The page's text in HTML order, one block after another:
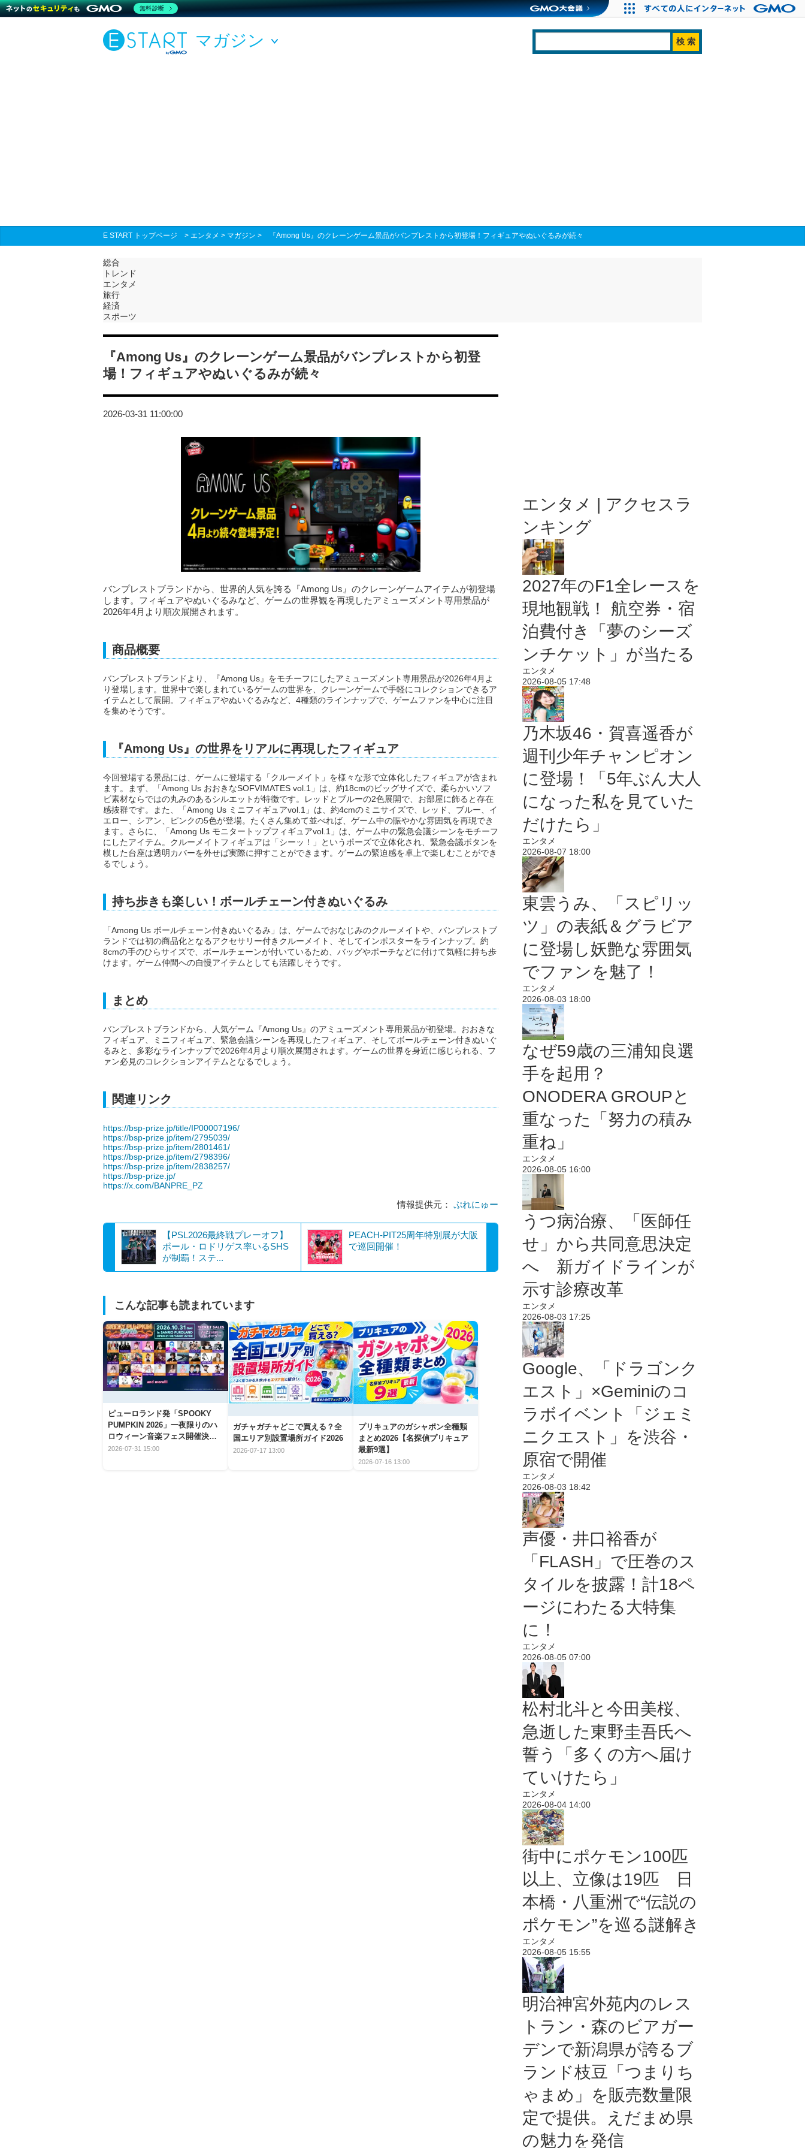
マガジン
E START トップページ > エンタメ > マガジン > 『Among Us』のクレーンゲーム景品がバンプレストから初登場！フィギュアやぬいぐるみが続々
総合
トレンド
エンタメ
旅行
経済
スポーツ
『Among Us』のクレーンゲーム景品がバンプレストから初登
場！フィギュアやぬいぐるみが続々
2026-03-31 11:00:00
バンプレストブランドから、世界的人気を誇る『Among Us』のクレーンゲームアイテムが初登場
します。フィギュアやぬいぐるみなど、ゲームの世界観を再現したアミューズメント専用景品が
2026年4月より順次展開されます。
商品概要
バンプレストブランドより、『Among Us』をモチーフにしたアミューズメント専用景品が2026年4月よ
り登場します。世界中で楽しまれているゲームの世界を、クレーンゲームで手軽にコレクションできるア
イテムとして展開。フィギュアやぬいぐるみなど、4種類のラインナップで、ゲームファンを中心に注目
を集めそうです。
『Among Us』の世界をリアルに再現したフィギュア
今回登場する景品には、ゲームに登場する「クルーメイト」を様々な形で立体化したフィギュアが含まれ
ます。まず、「Among Us おおきなSOFVIMATES vol.1」は、約18cmのビッグサイズで、柔らかいソフ
ビ素材ならではの丸みのあるシルエットが特徴です。レッドとブルーの2色展開で、お部屋に飾ると存在
感抜群です。また、「Among Us ミニフィギュアvol.1」は、約4cmのミニサイズで、レッド、ブルー、イ
エロー、シアン、ピンクの5色が登場。たくさん集めて並べれば、ゲーム中の賑やかな雰囲気を再現でき
ます。さらに、「Among Us モニタートップフィギュアvol.1」は、ゲーム中の緊急会議シーンをモチーフ
にしたアイテム。クルーメイトフィギュアは「シーッ！」というポーズで立体化され、緊急会議ボタンを
模した台座は透明カバーを外せば実際に押すことができます。ゲームの緊迫感を卓上で楽しむことができ
るでしょう。
持ち歩きも楽しい！ボールチェーン付きぬいぐるみ
「Among Us ボールチェーン付きぬいぐるみ」は、ゲームでおなじみのクルーメイトや、バンプレストブ
ランドでは初の商品化となるアクセサリー付きクルーメイト、そしてインポスターをラインナップ。約
8cmの手のひらサイズで、ボールチェーンが付いているため、バッグやポーチなどに付けて気軽に持ち歩
けます。ゲーム仲間への自慢アイテムとしても活躍しそうです。
まとめ
バンプレストブランドから、人気ゲーム『Among Us』のアミューズメント専用景品が初登場。おおきな
フィギュア、ミニフィギュア、緊急会議シーンを再現したフィギュア、そしてボールチェーン付きぬいぐ
るみと、多彩なラインナップで2026年4月より順次展開されます。ゲームの世界を身近に感じられる、フ
ァン必見のコレクションアイテムとなるでしょう。
関連リンク
https://bsp-prize.jp/title/IP00007196/
https://bsp-prize.jp/item/2795039/
https://bsp-prize.jp/item/2801461/
https://bsp-prize.jp/item/2798396/
https://bsp-prize.jp/item/2838257/
https://bsp-prize.jp/
https://x.com/BANPRE_PZ
情報提供元： ぷれにゅー
【PSL2026最終戦プレーオフ】
ポール・ロドリゲス率いるSHS
が制覇！ステ...
PEACH-PIT25周年特別展が大阪
で巡回開催！
こんな記事も読まれています
ピューロランド発「SPOOKY
PUMPKIN 2026」一夜限りのハ
ロウィーン音楽フェス開催決
定！
2026-07-31 15:00
ガチャガチャどこで買える？全
国エリア別設置場所ガイド2026
2026-07-17 13:00
プリキュアのガシャポン全種類
まとめ2026【名探偵プリキュア
最新9選】
2026-07-16 13:00
エンタメ | アクセスラ
ンキング
2027年のF1全レースを
現地観戦！ 航空券・宿
泊費付き「夢のシーズ
ンチケット」が当たる
エンタメ
2026-08-05 17:48
乃木坂46・賀喜遥香が
週刊少年チャンピオン
に登場！「5年ぶん大人
になった私を見ていた
だけたら」
エンタメ
2026-08-07 18:00
東雲うみ、「スピリッ
ツ」の表紙＆グラビア
に登場し妖艶な雰囲気
でファンを魅了！
エンタメ
2026-08-03 18:00
なぜ59歳の三浦知良選
手を起用？
ONODERA GROUPと
重なった「努力の積み
重ね」
エンタメ
2026-08-05 16:00
うつ病治療、「医師任
せ」から共同意思決定
へ 新ガイドラインが
示す診療改革
エンタメ
2026-08-03 17:25
Google、「ドラゴンク
エスト」×Geminiのコ
ラボイベント「ジェミ
ニクエスト」を渋谷・
原宿で開催
エンタメ
2026-08-03 18:42
声優・井口裕香が
「FLASH」で圧巻のス
タイルを披露！計18ペ
ージにわたる大特集
に！
エンタメ
2026-08-05 07:00
松村北斗と今田美桜、
急逝した東野圭吾氏へ
誓う「多くの方へ届け
ていけたら」
エンタメ
2026-08-04 14:00
街中にポケモン100匹
以上、立像は19匹 日
本橋・八重洲で“伝説の
ポケモン”を巡る謎解き
エンタメ
2026-08-05 15:55
明治神宮外苑内のレス
トラン・森のビアガー
デンで新潟県が誇るブ
ランド枝豆「つまりち
ゃまめ」を販売数量限
定で提供。えだまめ県
の魅力を発信
無料診断